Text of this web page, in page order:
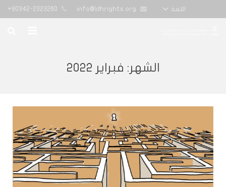
اللغة info@ldhrights.org
90342-2323260+
من نحن
تواصل معنا
الشهر: فبراير 2022